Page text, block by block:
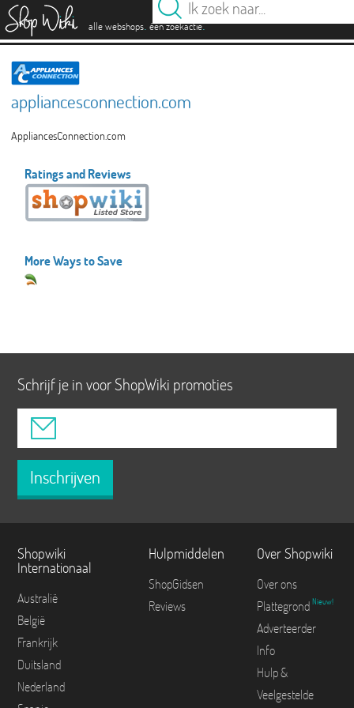
alle webshops. één zoekactie.
appliancesconnection.com
AppliancesConnection.com
Ratings and Reviews
More Ways to Save
Schrijf je in voor ShopWiki promoties
Inschrijven
Shopwiki
Internationaal
Australië
België
Frankrijk
Duitsland
Nederland
Hulpmiddelen
ShopGidsen
Reviews
Over Shopwiki
Over ons
Plattegrond Nieuw!
Adverteerder
Info
Hulp &
Veelgestelde